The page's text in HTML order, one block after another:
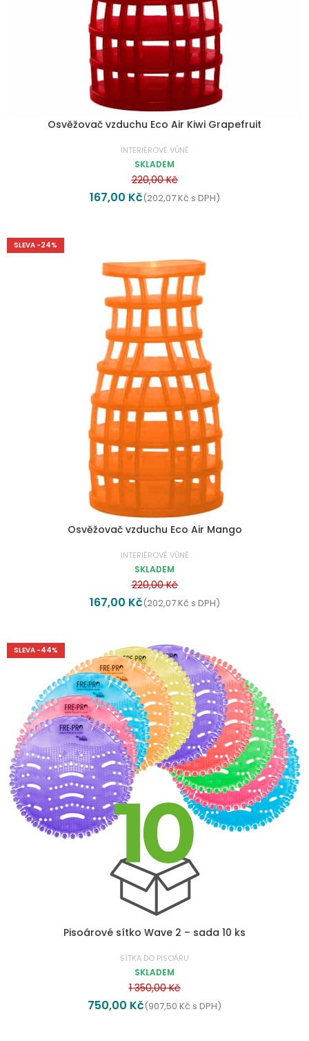
Osvěžovač vzduchu Eco Air Kiwi Grapefruit
INTERIÉROVÉ VŮNĚ
SKLADEM
220,00Kč
167,00 Kč(202,07Kč s DPH)
SLEVA -24%
Osvěžovač vzduchu Eco Air Mango
INTERIÉROVÉ VŮNĚ
SKLADEM
220,00Kč
167,00 Kč(202,07Kč s DPH)
SLEVA -44%
Pisoárové sítko Wave 2 – sada 10 ks
SÍTKA DO PISOÁRU
SKLADEM
1 350,00Kč
750,00 Kč(907,50 Kč s DPH)